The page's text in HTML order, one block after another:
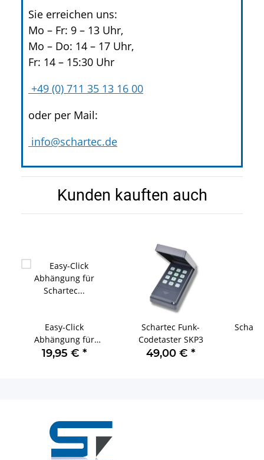
Sie erreichen uns:
Mo – Fr: 9 – 13 Uhr,
Mo – Do: 14 – 17 Uhr,
Fr: 14 – 15:30 Uhr
+49 (0) 711 35 13 16 00
oder per Mail:
info@schartec.de
Kunden kauften auch
Easy-Click
Abhängung für
Schartec
19,95 € *
Schartec Funk-
Codetaster SKP3
49,00 € *